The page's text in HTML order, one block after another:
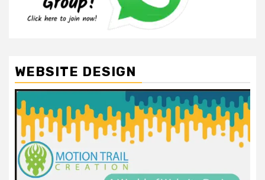
WEBSITE DESIGN